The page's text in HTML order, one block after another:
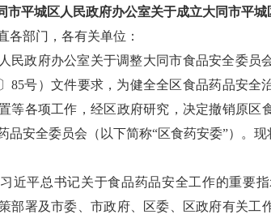
市平城区人民政府办公室关于成立大同市平
各部门，各有关单位：
民政府办公室关于调整大同市食品安全委员
〕85号）文件要求，为健全全区食品药品安全
等各项工作，经区政府研究，决定撤销原区
品安全委员会（以下简称“区食药安委”）。现
近平总书记关于食品药品安全工作的重要
部署及市委、市政府、区委、区政府有关工